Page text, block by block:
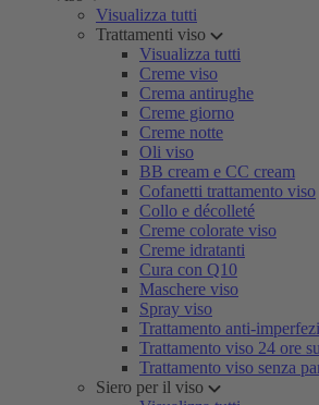
Visualizza tutti
Trattamenti viso
Visualizza tutti
Creme viso
Crema antirughe
Creme giorno
Creme notte
Oli viso
BB cream e CC cream
Cofanetti trattamento viso
Collo e décolleté
Creme colorate viso
Creme idratanti
Cura con Q10
Maschere viso
Spray viso
Trattamento anti-
Trattamento viso 24 ore
Trattamento viso senza
Siero per il viso